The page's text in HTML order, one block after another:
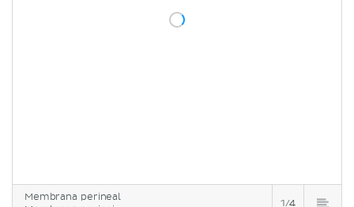
Membrana perineal
1/4